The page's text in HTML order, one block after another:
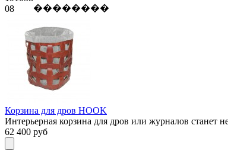
08
Корзина для дров HOOK
Интерьерная корзина для дров или журналов станет
62 400 руб